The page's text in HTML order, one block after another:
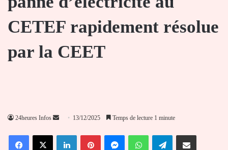
CETEF rapidement résolue
par la CEET
24heures Infos
Envoyer
courriel
13/12/2025 Temps de lecture 1 minute
FacebookX LinkedinPinterestMessengerWhatsAppTelegramPartager par email